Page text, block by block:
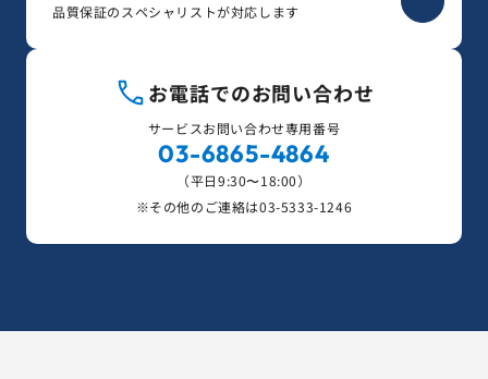
品質保証のスペシャリストが対応します
お電話でのお問い合わせ
サービスお問い合わせ専用番号
03-6865-4864
（平日9:30〜18:00）
※その他のご連絡は03-5333-1246